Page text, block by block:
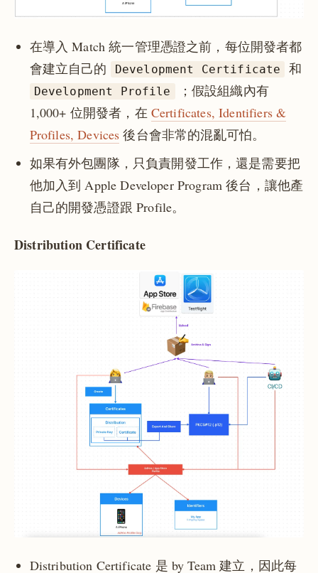
在導入 Match 統一管理憑證之前，每位開發者都
會建立自己的
Development Certificate 和
Development Profile
；假設組織內有
1,000+ 位開發者，在 Certificates, Identifiers &
Profiles, Devices 後台會非常的混亂可怕。
如果有外包團隊，只負責開發工作，還是需要把
他加入到 Apple Developer Program 後台，讓他產
自己的開發憑證跟 Profile。
Distribution Certificate
Distribution Certificate 是 by Team 建立，因此每